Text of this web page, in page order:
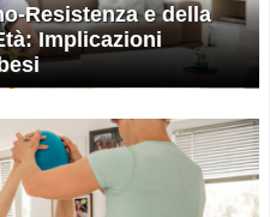
Resistenza e della
Implicazioni